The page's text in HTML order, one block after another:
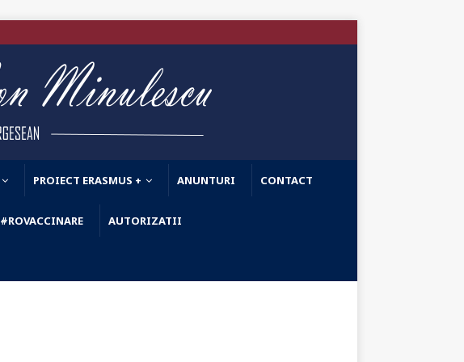
PROIECT ERASMUS + ANUNTURI CONTACT
#ROVACCINARE AUTORIZATII